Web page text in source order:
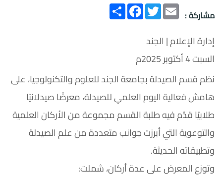
مشاركة :
انشر
FacebookTwitter Email
إدارة الإعلام | الجند
السبت 4 أكتوبر 2025م
نظم قسم الصيدلة بجامعة الجند للعلوم والتكنولوجيا، على
هامش فعالية اليوم العلمي للصيدلة، معرضًا صيدلانيًا
طلابيًا قدّم فيه طلبة القسم مجموعة من الأركان العلمية
والتوعوية التي أبرزت جوانب متعددة من علم الصيدلة
وتطبيقاته الحديثة.
وتوزع المعرض على عدة أركان، شملت: